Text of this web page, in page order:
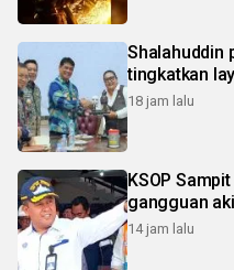
Shalahuddin
tingkatkan
18 jam lalu
KSOP
gangguan
14 jam lalu